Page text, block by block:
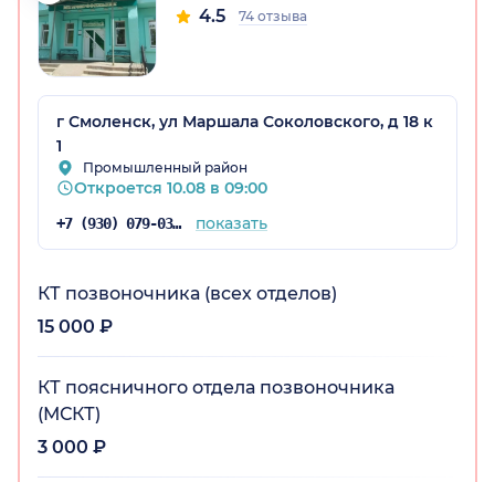
4.5 74 отзыва
г Смоленск, ул Маршала Соколовского, д 18 к
1
Промышленный район
Откроется 10.08 в 09:00
+7 (930) 079-03-28 показать
КТ позвоночника (всех отделов)
15 000 ₽
КТ поясничного отдела позвоночника
(МСКТ)
3 000 ₽